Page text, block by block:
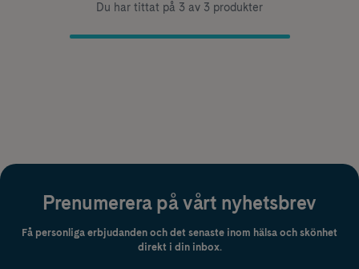
Du har tittat på 3 av 3 produkter
Prenumerera på vårt nyhetsbrev
Få personliga erbjudanden och det senaste inom hälsa och skönhet
direkt i din inbox.